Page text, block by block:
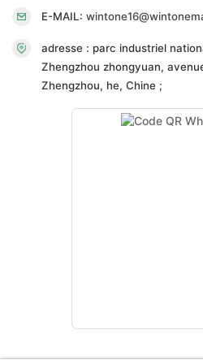
E-MAIL:
adresse : parc industriel
Zhengzhou zhongyuan,
Zhengzhou, he, Chine ;